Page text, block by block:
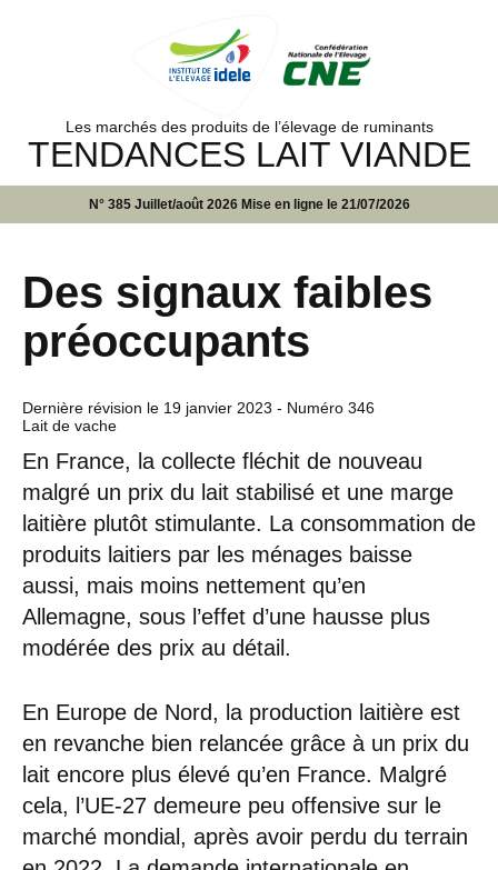
Les marchés des produits de l’élevage de ruminants
TENDANCES LAIT VIANDE
N° 385 Juillet/août 2026 Mise en ligne le 21/07/2026
Des signaux faibles
préoccupants
Dernière révision le 19 janvier 2023 - Numéro 346
Lait de vache
En France, la collecte fléchit de nouveau
malgré un prix du lait stabilisé et une marge
laitière plutôt stimulante. La consommation de
produits laitiers par les ménages baisse
aussi, mais moins nettement qu’en
Allemagne, sous l’effet d’une hausse plus
modérée des prix au détail.
En Europe de Nord, la production laitière est
en revanche bien relancée grâce à un prix du
lait encore plus élevé qu’en France. Malgré
cela, l’UE-27 demeure peu offensive sur le
marché mondial, après avoir perdu du terrain